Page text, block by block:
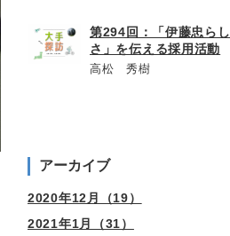
第294回：「伊藤忠らし
さ」を伝える採用活動
高松 秀樹
アーカイブ
2020年12月（19）
2021年1月（31）